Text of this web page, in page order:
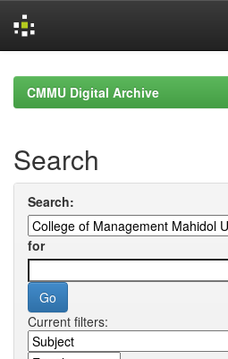
navigationCMMU Digital Archive
Search
Search:
for
Current filters: